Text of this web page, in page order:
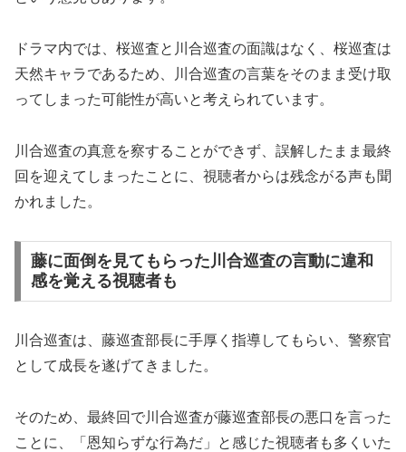
ドラマ内では、桜巡査と川合巡査の面識はなく、桜巡査は
天然キャラであるため、川合巡査の言葉をそのまま受け取
ってしまった可能性が高いと考えられています。
川合巡査の真意を察することができず、誤解したまま最終
回を迎えてしまったことに、視聴者からは残念がる声も聞
かれました。
藤に面倒を見てもらった川合巡査の言動に違和
感を覚える視聴者も
川合巡査は、藤巡査部長に手厚く指導してもらい、警察官
として成長を遂げてきました。
そのため、最終回で川合巡査が藤巡査部長の悪口を言った
ことに、「恩知らずな行為だ」と感じた視聴者も多くいた